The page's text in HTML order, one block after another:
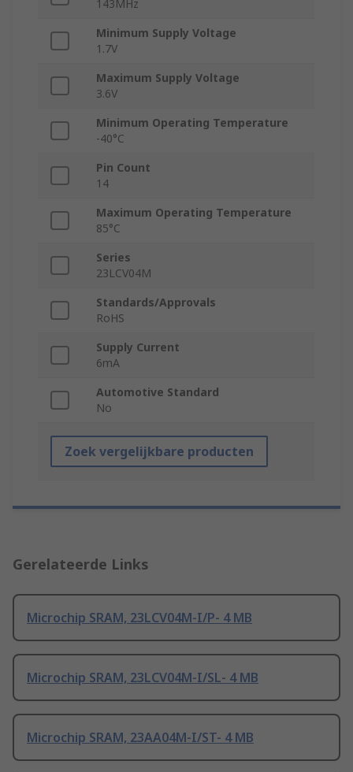
143MHz
Minimum Supply Voltage
1.7V
Maximum Supply Voltage
3.6V
Minimum Operating Temperature
-40°C
Pin Count
14
Maximum Operating Temperature
85°C
Series
23LCV04M
Standards/Approvals
RoHS
Supply Current
6mA
Automotive Standard
No
Zoek vergelijkbare producten
Gerelateerde Links
Microchip SRAM, 23LCV04M-I/P- 4 MB
Microchip SRAM, 23LCV04M-I/SL- 4 MB
Microchip SRAM, 23AA04M-I/ST- 4 MB